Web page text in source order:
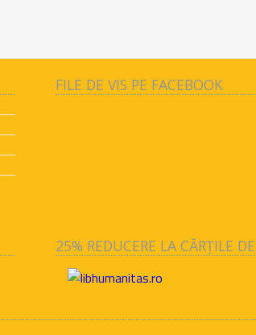
FILE DE VIS PE FACEBOOK
25% REDUCERE LA CĂRȚILE